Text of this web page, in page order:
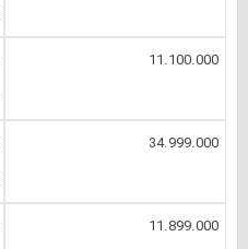
11.100.000
34.999.000
11.899.000